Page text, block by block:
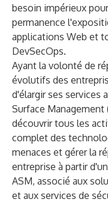
besoin impérieux
permanence
applications Web et
DevSecOps.
Ayant la volonté de
évolutifs des
d'élargir ses services
Surface
découvrir tous les
complet des
menaces et gérer la
entreprise à partir
ASM, associé aux
et aux services de